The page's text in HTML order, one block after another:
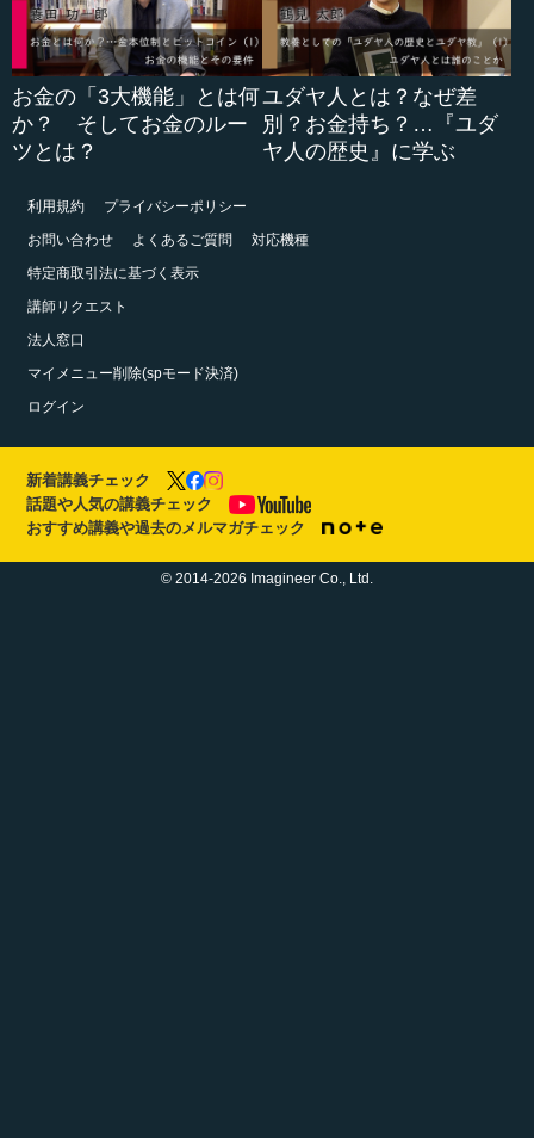
お金の「3大機能」とは何
か？ そしてお金のルー
ツとは？
ユダヤ人とは？なぜ差
別？お金持ち？…『ユダ
ヤ人の歴史』に学ぶ
利用規約
プライバシーポリシー
お問い合わせ
よくあるご質問
対応機種
特定商取引法に基づく表示
講師リクエスト
法人窓口
マイメニュー削除(spモード決済)
ログイン
新着講義チェック
話題や人気の講義チェック
おすすめ講義や過去のメルマガチェック
© 2014-2026 Imagineer Co., Ltd.